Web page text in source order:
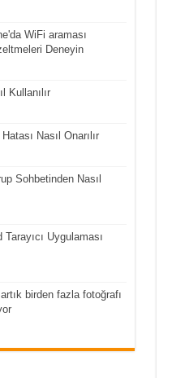
WiFi araması
Deneyin
Kullanılır
Nasıl Onarılır
Sohbetinden Nasıl
Uygulaması
birden fazla fotoğrafı